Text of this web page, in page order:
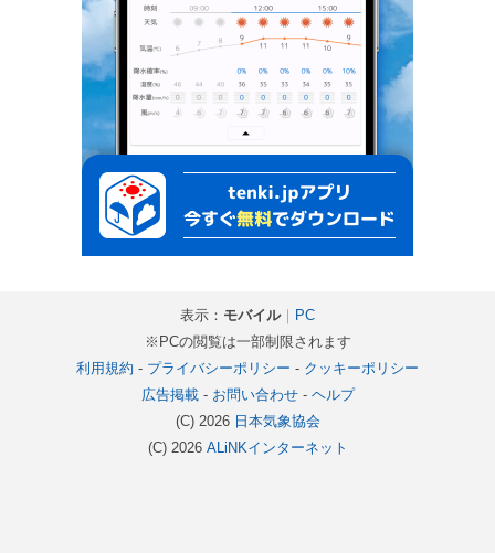
表示： モバイル｜ PC
※PCの閲覧は一部制限されます
利用規約 - プライバシーポリシー - クッキーポリシー
広告掲載- お問い合わせ- ヘルプ
(C) 2026 日本気象協会
(C) 2026 ALiNKインターネット